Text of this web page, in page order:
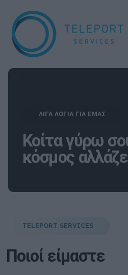
ΛΙΓΑ ΛΟΓΙΑ ΓΙΑ ΕΜΑΣ
Κοίτα γύρω
κόσμος
TELEPORT SERVICES
Ποιοί είμαστε